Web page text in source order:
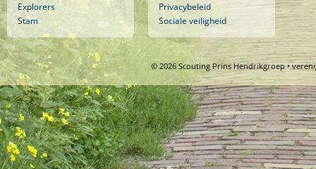
Explorers
Stam
Privacybeleid
Sociale veiligheid
© 2026 Scouting Prins Hendrikgroep •